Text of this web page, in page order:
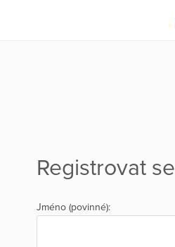
Registrovat se
Jméno (povinné):